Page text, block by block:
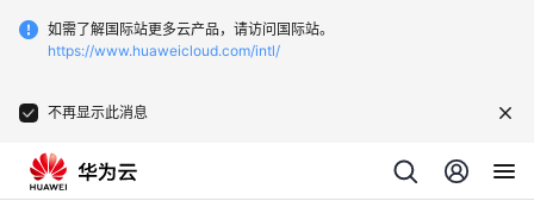
如需了解国际站更多云产品，请访问国际站。
https://www.huaweicloud.com/intl/
不再显示此消息